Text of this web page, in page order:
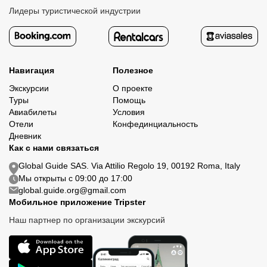
Лидеры туристической индустрии
Навигация
Экскурсии
Туры
Авиабилеты
Отели
Дневник
Полезное
О проекте
Помощь
Условия
Конфединциальность
Как с нами связаться
Global Guide SAS. Via Attilio Regolo 19, 00192 Roma, Italy
Мы открыты с 09:00 до 17:00
global.guide.org@gmail.com
Мобильное приложение Tripster
Наш партнер по организации экскурсий